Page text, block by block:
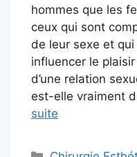
hommes que les
ceux qui sont
de leur sexe et
influencer le
d’une relation
est-elle vraiment
suite
Catégories